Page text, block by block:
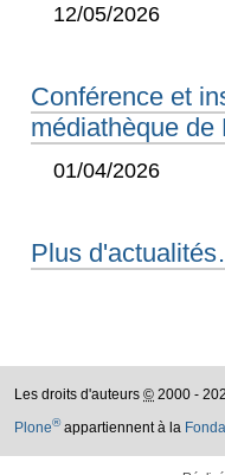
12/05/2026
Conférence et
médiathèque de
01/04/2026
Plus
Les droits d'auteurs © 2000 -
Plone®appartiennent à la